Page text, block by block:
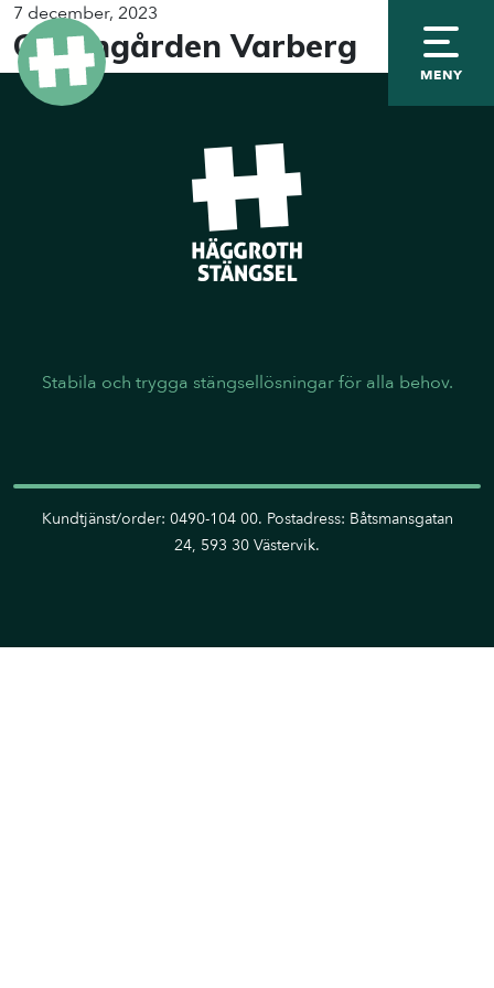
MENY
7 december, 2023
Granngården Varberg
Stabila och trygga stängsellösningar för alla behov.
Kundtjänst/order: 0490-104 00. Postadress: Båtsmansgatan
24, 593 30 Västervik.